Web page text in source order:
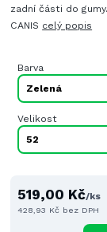
zadní části do
CANIS celý popis
Barva
Velikost
519,00 Kč/ks
428,93 Kč bez DPH